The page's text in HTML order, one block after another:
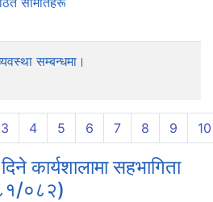
सम्बन्धमा।
3 4 5 6 7 8 9 10
कार्यशालामा सहभागिता
०८२)